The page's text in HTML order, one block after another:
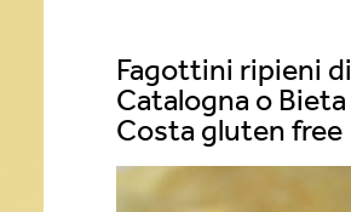
Fagottini ripieni di
Catalogna o Bieta
Costa gluten free